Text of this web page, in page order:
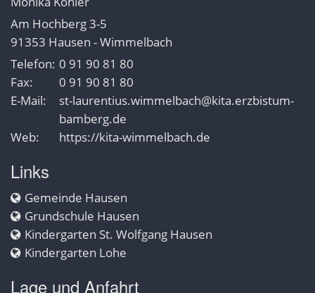
Am Hochberg 3-5
91353 Hausen - Wimmelbach
Telefon: 0 91 90 81 80
Fax:
0 91 90 81 80
E-Mail:
st-laurentius.wimmelbach@kita.erzbistum-
bamberg.de
Web:
https://kita-wimmelbach.de
Links
Gemeinde Hausen
Grundschule Hausen
Kindergarten St. Wolfgang Hausen
Kindergarten Lohe
Lage und Anfahrt